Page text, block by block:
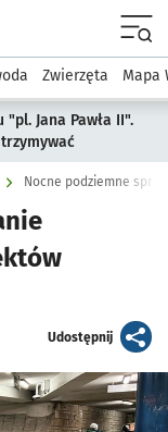
Środowisko we
Zwierzęta Mapa
Jana Pawła II".
Nocne podziemne
Udostępnijartykuł